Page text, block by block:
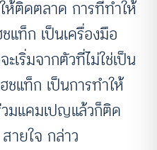
ห้ติดตลาด การที่ทำให้
แท็ก เป็นเครื่องมือ
ริ่มจากตัวที่ไม่ใช่เป็น
ชแท็ก เป็นการทำให้
มแคมเปญแล้วก็ติด
ายใจ กล่าว